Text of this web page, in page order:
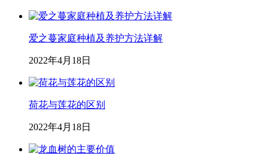
爱之蔓家庭种植及养护方法详解
2022年4月18日
荷花与莲花的区别
2022年4月18日